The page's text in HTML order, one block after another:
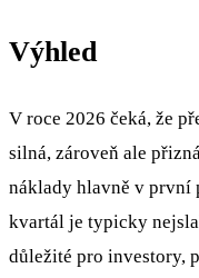
Výhled
V roce 2026 čeká, že
silná, zároveň ale
náklady hlavně v první
kvartál je typicky
důležité pro investory,